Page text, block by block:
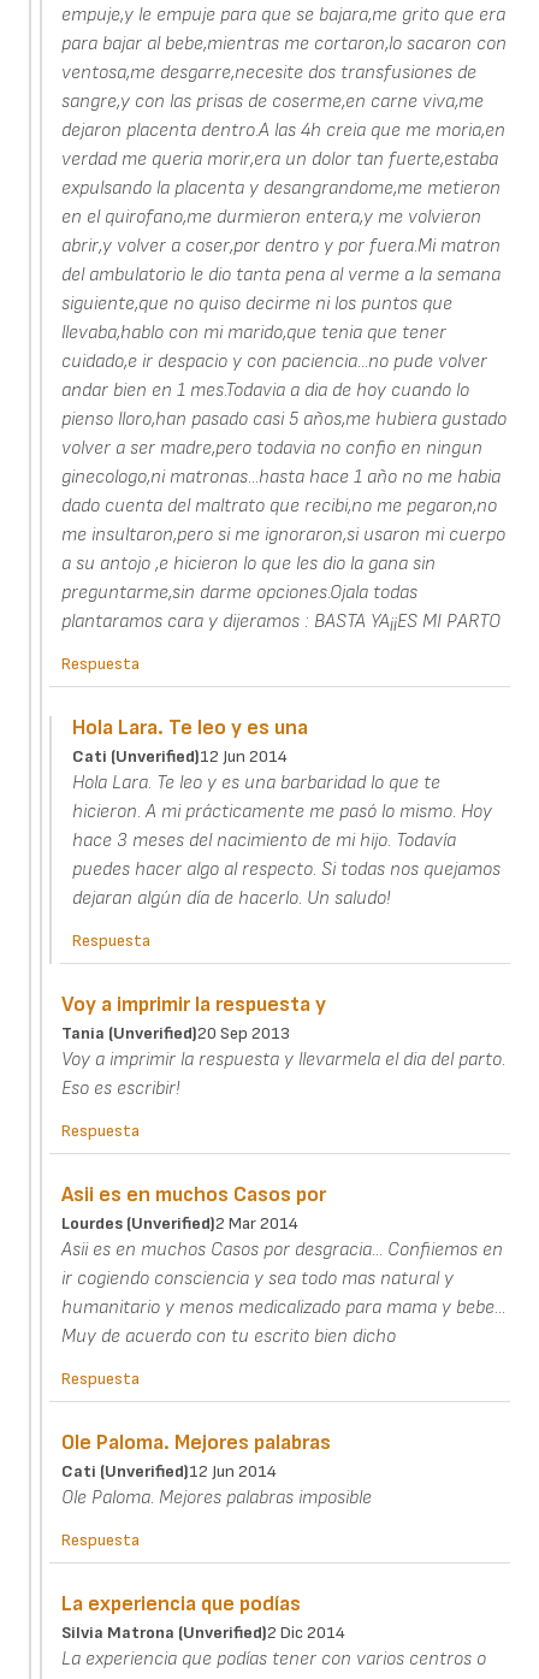
empuje,y le empuje para que se bajara,me grito que era
para bajar al bebe,mientras me cortaron,lo sacaron con
ventosa,me desgarre,necesite dos transfusiones de
sangre,y con las prisas de coserme,en carne viva,me
dejaron placenta dentro.A las 4h creia que me moria,en
verdad me queria morir,era un dolor tan fuerte,estaba
expulsando la placenta y desangrandome,me metieron
en el quirofano,me durmieron entera,y me volvieron
abrir,y volver a coser,por dentro y por fuera.Mi matron
del ambulatorio le dio tanta pena al verme a la semana
siguiente,que no quiso decirme ni los puntos que
llevaba,hablo con mi marido,que tenia que tener
cuidado,e ir despacio y con paciencia...no pude volver
andar bien en 1 mes.Todavia a dia de hoy cuando lo
pienso lloro,han pasado casi 5 años,me hubiera gustado
volver a ser madre,pero todavia no confio en ningun
ginecologo,ni matronas...hasta hace 1 año no me habia
dado cuenta del maltrato que recibi,no me pegaron,no
me insultaron,pero si me ignoraron,si usaron mi cuerpo
a su antojo ,e hicieron lo que les dio la gana sin
preguntarme,sin darme opciones.Ojala todas
plantaramos cara y dijeramos : BASTA YA¡¡ES MI PARTO
Respuesta
Hola Lara. Te leo y es una
Cati (unverified)12 Jun 2014
Hola Lara. Te leo y es una barbaridad lo que te
hicieron. A mi prácticamente me pasó lo mismo. Hoy
hace 3 meses del nacimiento de mi hijo. Todavía
puedes hacer algo al respecto. Si todas nos quejamos
dejaran algún día de hacerlo. Un saludo!
Respuesta
Voy a imprimir la respuesta y
Tania (unverified)20 Sep 2013
Voy a imprimir la respuesta y llevarmela el dia del parto.
Eso es escribir!
Respuesta
Asii es en muchos Casos por
Lourdes (unverified)2 Mar 2014
Asii es en muchos Casos por desgracia... Confiiemos en
ir cogiendo consciencia y sea todo mas natural y
humanitario y menos medicalizado para mama y bebe...
Muy de acuerdo con tu escrito bien dicho
Respuesta
Ole Paloma. Mejores palabras
Cati (unverified)12 Jun 2014
Ole Paloma. Mejores palabras imposible
Respuesta
La experiencia que podías
Silvia Matrona (unverified)2 Dic 2014
La experiencia que podías tener con varios centros o